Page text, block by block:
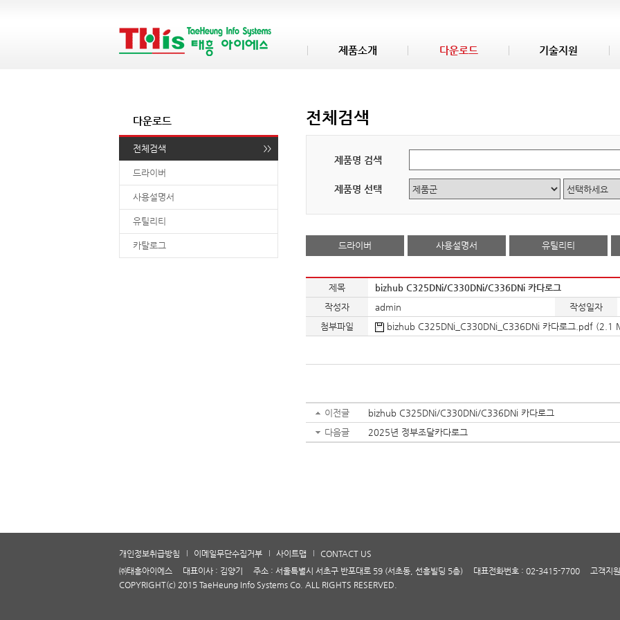
제품소개 다운로드 기술지원
다운로드
전체검색
드라이버
사용설명서
유틸리티
카탈로그
전체검색
제품명 검색
제품명 선택
드라이버 사용설명서 유틸리티
제목
bizhub C325DNi/C330DNi/C336DNi 카다로그
작성자
admin 작성일자
첨부파일
bizhub C325DNi_C330DNi_C336DNi 카다로그.pdf (2.1
이전글
bizhub C325DNi/C330DNi/C336DNi 카다로그
다음글
2025년 정부조달카다로그
㈜태흥아이에스 대표이사 : 김양기 주소 : 서울특별시 서초구 반포대로 59 (서초동, 선흥빌딩 5층) 대표전화번호 : 02-3415-7700 고객지
COPYRIGHT(c) 2015 TaeHeung Info Systems Co. ALL RIGHTS RESERVED.
개인정보취급방침 이메일무단수집거부 사이트맵 CONTACT US